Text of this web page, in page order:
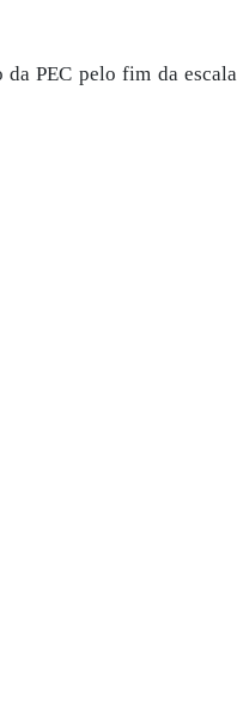
da PEC pelo fim da escala